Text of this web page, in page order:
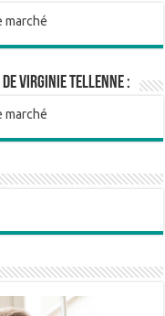
Virginie Tellenne :